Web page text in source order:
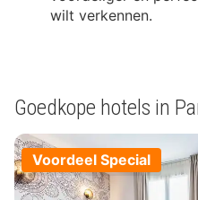
wilt verkennen.
Goedkope hotels in
Voordeel Special